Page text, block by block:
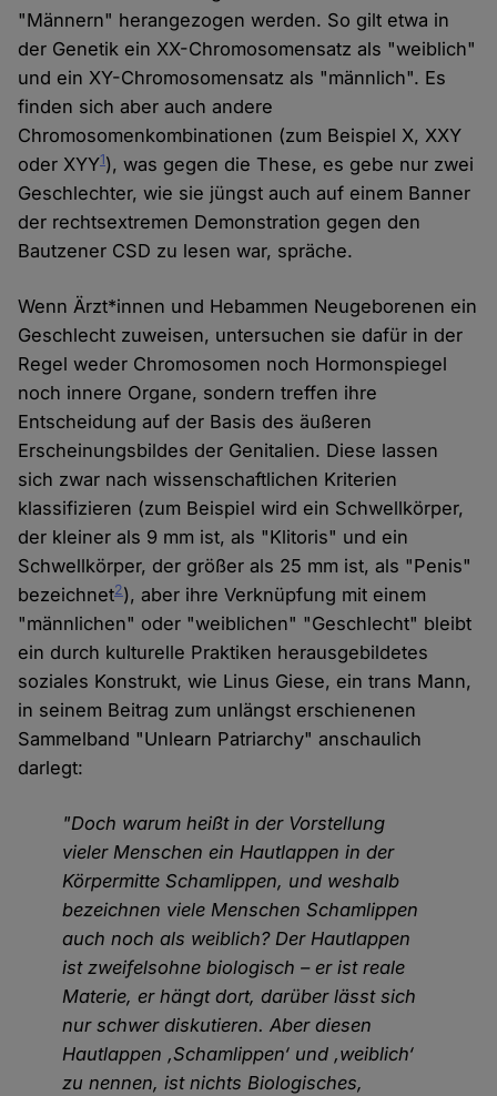
"Männern" herangezogen werden. So gilt etwa in
der Genetik ein XX-Chromosomensatz als "weiblich"
und ein XY-Chromosomensatz als "männlich". Es
finden sich aber auch andere
Chromosomenkombinationen (zum Beispiel X, XXY
oder XYY1), was gegen die These, es gebe nur zwei
Geschlechter, wie sie jüngst auch auf einem Banner
der rechtsextremen Demonstration gegen den
Bautzener CSD zu lesen war, spräche.
Wenn Ärzt*innen und Hebammen Neugeborenen ein
Geschlecht zuweisen, untersuchen sie dafür in der
Regel weder Chromosomen noch Hormonspiegel
noch innere Organe, sondern treffen ihre
Entscheidung auf der Basis des äußeren
Erscheinungsbildes der Genitalien. Diese lassen
sich zwar nach wissenschaftlichen Kriterien
klassifizieren (zum Beispiel wird ein Schwellkörper,
der kleiner als 9 mm ist, als "Klitoris" und ein
Schwellkörper, der größer als 25 mm ist, als "Penis"
bezeichnet2), aber ihre Verknüpfung mit einem
"männlichen" oder "weiblichen" "Geschlecht" bleibt
ein durch kulturelle Praktiken herausgebildetes
soziales Konstrukt, wie Linus Giese, ein trans Mann,
in seinem Beitrag zum unlängst erschienenen
Sammelband "Unlearn Patriarchy" anschaulich
darlegt:
"Doch warum heißt in der Vorstellung
vieler Menschen ein Hautlappen in der
Körpermitte Schamlippen, und weshalb
bezeichnen viele Menschen Schamlippen
auch noch als weiblich? Der Hautlappen
ist zweifelsohne biologisch – er ist reale
Materie, er hängt dort, darüber lässt sich
nur schwer diskutieren. Aber diesen
Hautlappen ‚Schamlippen‘ und ‚weiblich‘
zu nennen, ist nichts Biologisches,